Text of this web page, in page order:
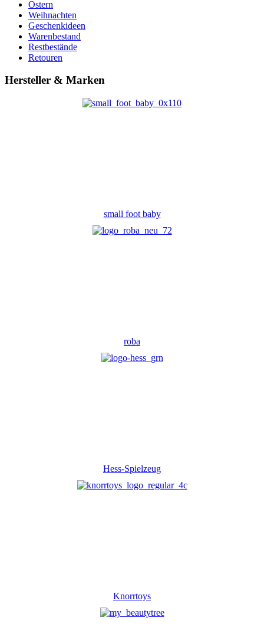
Ostern
Weihnachten
Geschenkideen
Warenbestand
Restbestände
Retouren
Hersteller & Marken
small foot baby
roba
Hess-Spielzeug
Knorrtoys